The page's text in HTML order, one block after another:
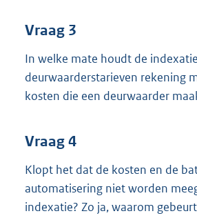
Vraag 3
In welke mate houdt de
deurwaarderstarieven rekening
kosten die een deurwaarder
Vraag 4
Klopt het dat de kosten en de
automatisering niet worden
indexatie? Zo ja, waarom